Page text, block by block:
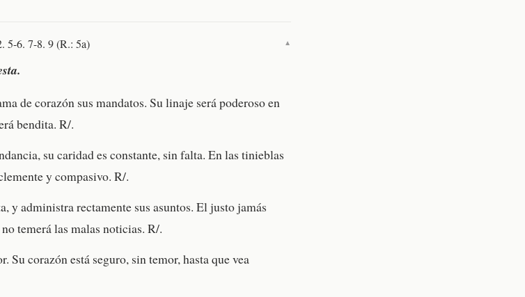
5-6. 7-8. 9 (R.: 5a) ▼
de corazón sus mandatos. Su linaje será poderoso en
bendita. R/.
su caridad es constante, sin falta. En las tinieblas
y compasivo. R/.
y administra rectamente sus asuntos. El justo jamás
temerá las malas noticias. R/.
Su corazón está seguro, sin temor, hasta que vea